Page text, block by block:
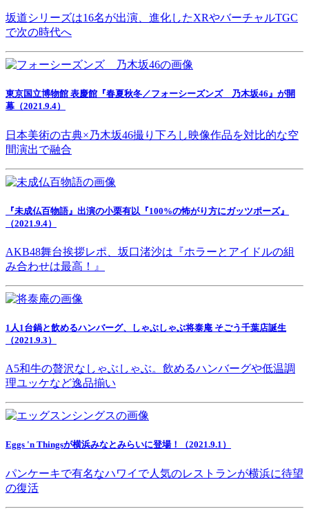
坂道シリーズは16名が出演、進化したXRやバーチャルTGC
で次の時代へ
東京国立博物館 表慶館『春夏秋冬／フォーシーズンズ 乃木坂46』が開
幕（2021.9.4）
日本美術の古典×乃木坂46撮り下ろし映像作品を対比的な空
間演出で融合
『未成仏百物語』出演の小栗有以『100%の怖がり方にガッツポーズ』
（2021.9.4）
AKB48舞台挨拶レポ、坂口渚沙は『ホラーとアイドルの組
み合わせは最高！』
1人1台鍋と飲めるハンバーグ、しゃぶしゃぶ将泰庵 そごう千葉店誕生
（2021.9.3）
A5和牛の贅沢なしゃぶしゃぶ。飲めるハンバーグや低温調
理ユッケなど逸品揃い
Eggs 'n Thingsが横浜みなとみらいに登場！（2021.9.1）
パンケーキで有名なハワイで人気のレストランが横浜に待望
の復活